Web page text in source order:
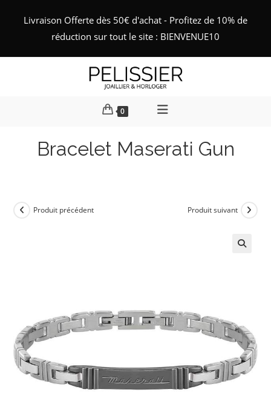
Livraison Offerte dès 50€ d'achat - Profitez de 10% de
réduction sur tout le site : BIENVENUE10
0
Bracelet Maserati Gun
Produit précédent Produit suivant